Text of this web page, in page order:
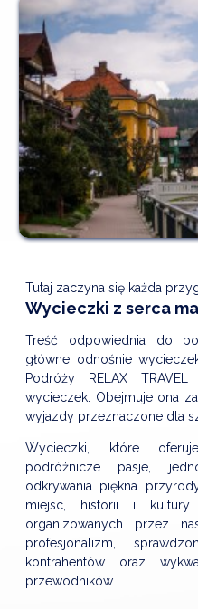
Tutaj zaczyna się każda
Wycieczki z serca
Treść odpowiednia do
główne odnośnie
Podróży RELAX
wycieczek. Obejmuje ona
wyjazdy przeznaczone dla
Wycieczki, które
podróżnicze pasje,
odkrywania piękna
miejsc, historii i
organizowanych przez
profesjonalizm,
kontrahentów oraz
przewodników.